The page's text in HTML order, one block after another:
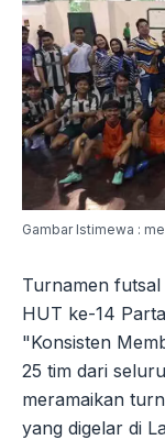
Gambar Istimewa :
Turnamen
HUT ke-14
"Konsisten
25 tim dari
meramaikan
yang digelar di